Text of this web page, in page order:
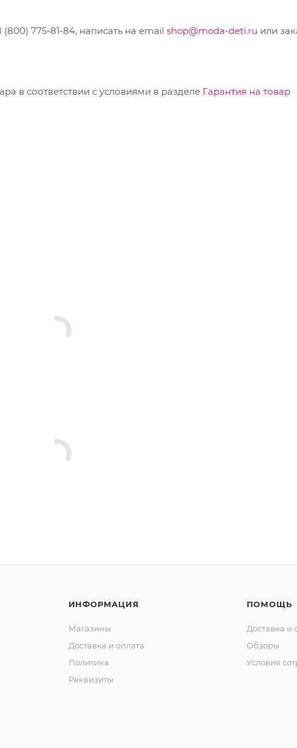
775-81-84, написать на email shop@moda-deti.ru или
в соответствии с условиями в разделе Гарантия на товар
ИНФОРМАЦИЯ
Магазины
Доставка и оплата
Политика
Реквизиты
ПОМОЩЬ
Доставка и
Обзоры
Условия